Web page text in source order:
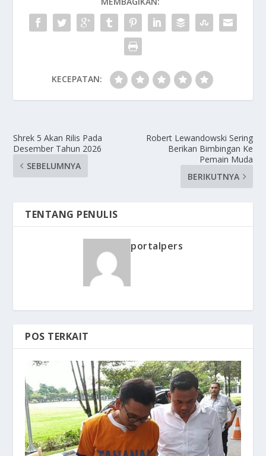
KECEPATAN:
Shrek 5 Akan Rilis Pada
Desember Tahun 2026
SEBELUMNYA
Robert Lewandowski Sering
Berikan Bimbingan Ke
Pemain Muda
BERIKUTNYA
TENTANG PENULIS
portalpers
POS TERKAIT